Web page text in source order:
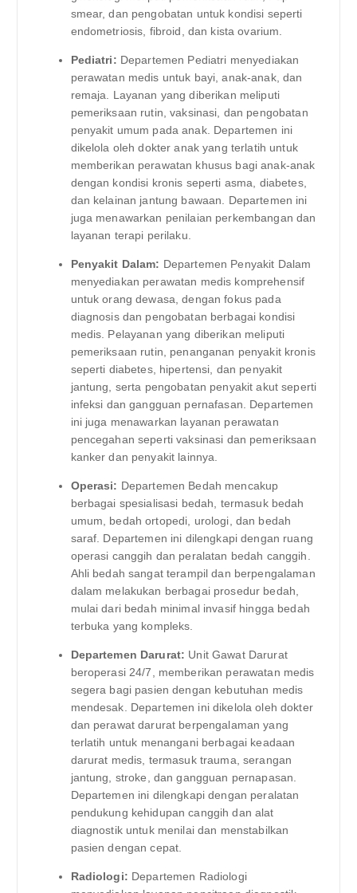
smear, dan pengobatan untuk kondisi seperti
endometriosis, fibroid, dan kista ovarium.
Pediatri: Departemen Pediatri menyediakan
perawatan medis untuk bayi, anak-anak, dan
remaja. Layanan yang diberikan meliputi
pemeriksaan rutin, vaksinasi, dan pengobatan
penyakit umum pada anak. Departemen ini
dikelola oleh dokter anak yang terlatih untuk
memberikan perawatan khusus bagi anak-anak
dengan kondisi kronis seperti asma, diabetes,
dan kelainan jantung bawaan. Departemen ini
juga menawarkan penilaian perkembangan dan
layanan terapi perilaku.
Penyakit Dalam: Departemen Penyakit Dalam
menyediakan perawatan medis komprehensif
untuk orang dewasa, dengan fokus pada
diagnosis dan pengobatan berbagai kondisi
medis. Pelayanan yang diberikan meliputi
pemeriksaan rutin, penanganan penyakit kronis
seperti diabetes, hipertensi, dan penyakit
jantung, serta pengobatan penyakit akut seperti
infeksi dan gangguan pernafasan. Departemen
ini juga menawarkan layanan perawatan
pencegahan seperti vaksinasi dan pemeriksaan
kanker dan penyakit lainnya.
Operasi: Departemen Bedah mencakup
berbagai spesialisasi bedah, termasuk bedah
umum, bedah ortopedi, urologi, dan bedah
saraf. Departemen ini dilengkapi dengan ruang
operasi canggih dan peralatan bedah canggih.
Ahli bedah sangat terampil dan berpengalaman
dalam melakukan berbagai prosedur bedah,
mulai dari bedah minimal invasif hingga bedah
terbuka yang kompleks.
Departemen Darurat: Unit Gawat Darurat
beroperasi 24/7, memberikan perawatan medis
segera bagi pasien dengan kebutuhan medis
mendesak. Departemen ini dikelola oleh dokter
dan perawat darurat berpengalaman yang
terlatih untuk menangani berbagai keadaan
darurat medis, termasuk trauma, serangan
jantung, stroke, dan gangguan pernapasan.
Departemen ini dilengkapi dengan peralatan
pendukung kehidupan canggih dan alat
diagnostik untuk menilai dan menstabilkan
pasien dengan cepat.
Radiologi: Departemen Radiologi